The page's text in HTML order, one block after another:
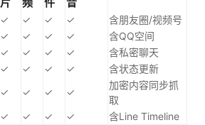
✓ ✓ ✓ ✓
含朋友圈/视频号
✓ ✓ ✓ ✓
含QQ空间
✓ ✓ ✓ ✓
含私密聊天
✓ ✓ ✓ ✓
含状态更新
✓ ✓ ✓ ✓
加密内容同步抓
取
✓ ✓ ✓ ✓ 含Line Timeline